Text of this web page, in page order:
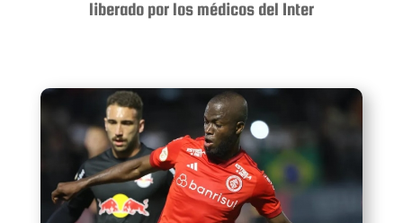
liberado por los médicos del Inter